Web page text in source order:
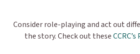
Consider role-playing and act out
the story. Check out these